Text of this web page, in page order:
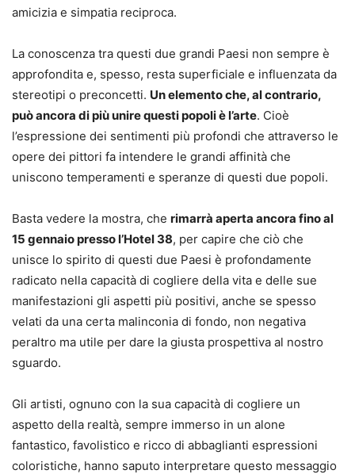
amicizia e simpatia reciproca.
La conoscenza tra questi due grandi Paesi non sempre è
approfondita e, spesso, resta superficiale e influenzata da
stereotipi o preconcetti. Un elemento che, al contrario,
può ancora di più unire questi popoli è l’arte. Cioè
l’espressione dei sentimenti più profondi che attraverso le
opere dei pittori fa intendere le grandi affinità che
uniscono temperamenti e speranze di questi due popoli.
Basta vedere la mostra, che rimarrà aperta ancora fino al
15 gennaio presso l’Hotel 38, per capire che ciò che
unisce lo spirito di questi due Paesi è profondamente
radicato nella capacità di cogliere della vita e delle sue
manifestazioni gli aspetti più positivi, anche se spesso
velati da una certa malinconia di fondo, non negativa
peraltro ma utile per dare la giusta prospettiva al nostro
sguardo.
Gli artisti, ognuno con la sua capacità di cogliere un
aspetto della realtà, sempre immerso in un alone
fantastico, favolistico e ricco di abbaglianti espressioni
coloristiche, hanno saputo interpretare questo messaggio